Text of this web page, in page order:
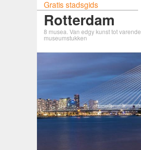
Gratis stadsgids
Rotterdam
8 musea. Van edgy kunst tot varende
museumstukken